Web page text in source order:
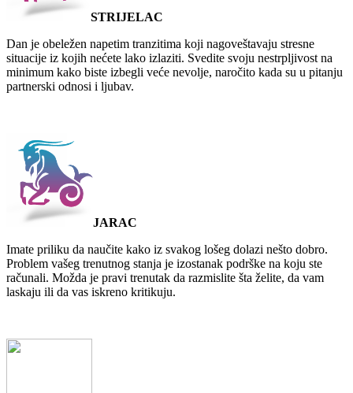
STRIJELAC
Dan je obeležen napetim tranzitima koji nagoveštavaju stresne
situacije iz kojih nećete lako izlaziti. Svedite svoju nestrpljivost na
minimum kako biste izbegli veće nevolje, naročito kada su u pitanju
partnerski odnosi i ljubav.
JARAC
Imate priliku da naučite kako iz svakog lošeg dolazi nešto dobro.
Problem vašeg trenutnog stanja je izostanak podrške na koju ste
računali. Možda je pravi trenutak da razmislite šta želite, da vam
laskaju ili da vas iskreno kritikuju.